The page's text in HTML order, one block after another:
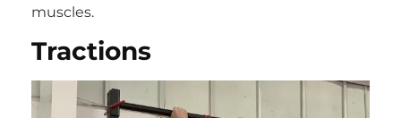
muscles.
Tractions